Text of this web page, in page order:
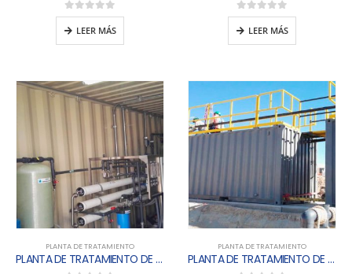
0out of 5
LEER MÁS
0out of 5
LEER MÁS
PLANTA DE TRATAMIENTO
PLANTA DE TRATAMIENTO DE AGUA POTABLE – PTAP
PLANTA DE TRATAMIENTO
PLANTA DE TRATAMIENTO DE AGUA RESIDUAL DOMESTICA CONTENERIZADA – PTARD